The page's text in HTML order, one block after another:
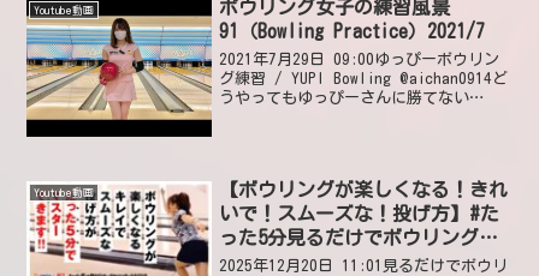
Youtube動画
ボウリング女子の練習風景
91（Bowling Practice）2021/7
2021年7月29日 09:00ゆっぴーボウリン
グ練習 / YUPI Bowling @aichan0914ど
うやってもゆっぴーさんに勝てない
Youtube動画
【ボウリングが楽しくなる！きれ
いで！スムーズな！投げ方】#た
った5分見るだけでボウリングが
うまくなる #16
2025年12月20日 11:01見るだけでボウリ